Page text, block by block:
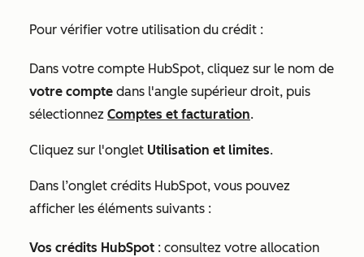
Pour vérifier votre utilisation du crédit :
Dans votre compte HubSpot, cliquez sur le nom de
votre compte dans l'angle supérieur droit, puis
sélectionnez Comptes et facturation.
Cliquez sur l'onglet Utilisation et limites.
Dans l’onglet crédits HubSpot, vous pouvez
afficher les éléments suivants :
Vos crédits HubSpot : consultez votre allocation